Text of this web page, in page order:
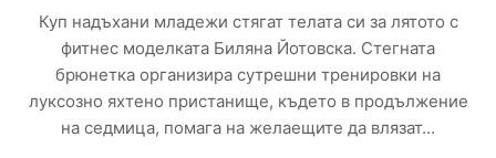
Куп надъхани младежи стягат телата си за лятото с
фитнес моделката Биляна Йотовска. Стегната
брюнетка организира сутрешни тренировки на
луксозно яхтено пристанище, където в продължение
на седмица, помага на желаещите да влязат…